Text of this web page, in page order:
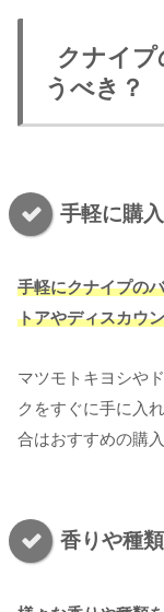
クナイ
うべき？
手軽に購
手軽にクナイプの
トアやディスカウ
マツモトキヨシや
クをすぐに手に入
合はおすすめの購入
香りや種